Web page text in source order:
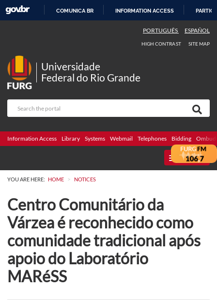
COMUNICA BR INFORMATION ACCESS
PORTUGUÊS ESPAÑOL
HIGH CONTRAST SITE MAP
Universidade
Federal do Rio Grande
Information Access Library Systems Webmail Telephones Bidding
MENU
YOU ARE HERE: HOME > NOTICES
Centro Comunitário da
Várzea é reconhecido como
comunidade tradicional após
apoio do Laboratório
MARéSS